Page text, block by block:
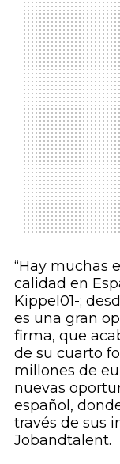
“Hay muchas
calidad en
Kippel01-;
es una gran
firma, que
de su cuarto
millones de
nuevas
español,
través de sus
Jobandtalent.